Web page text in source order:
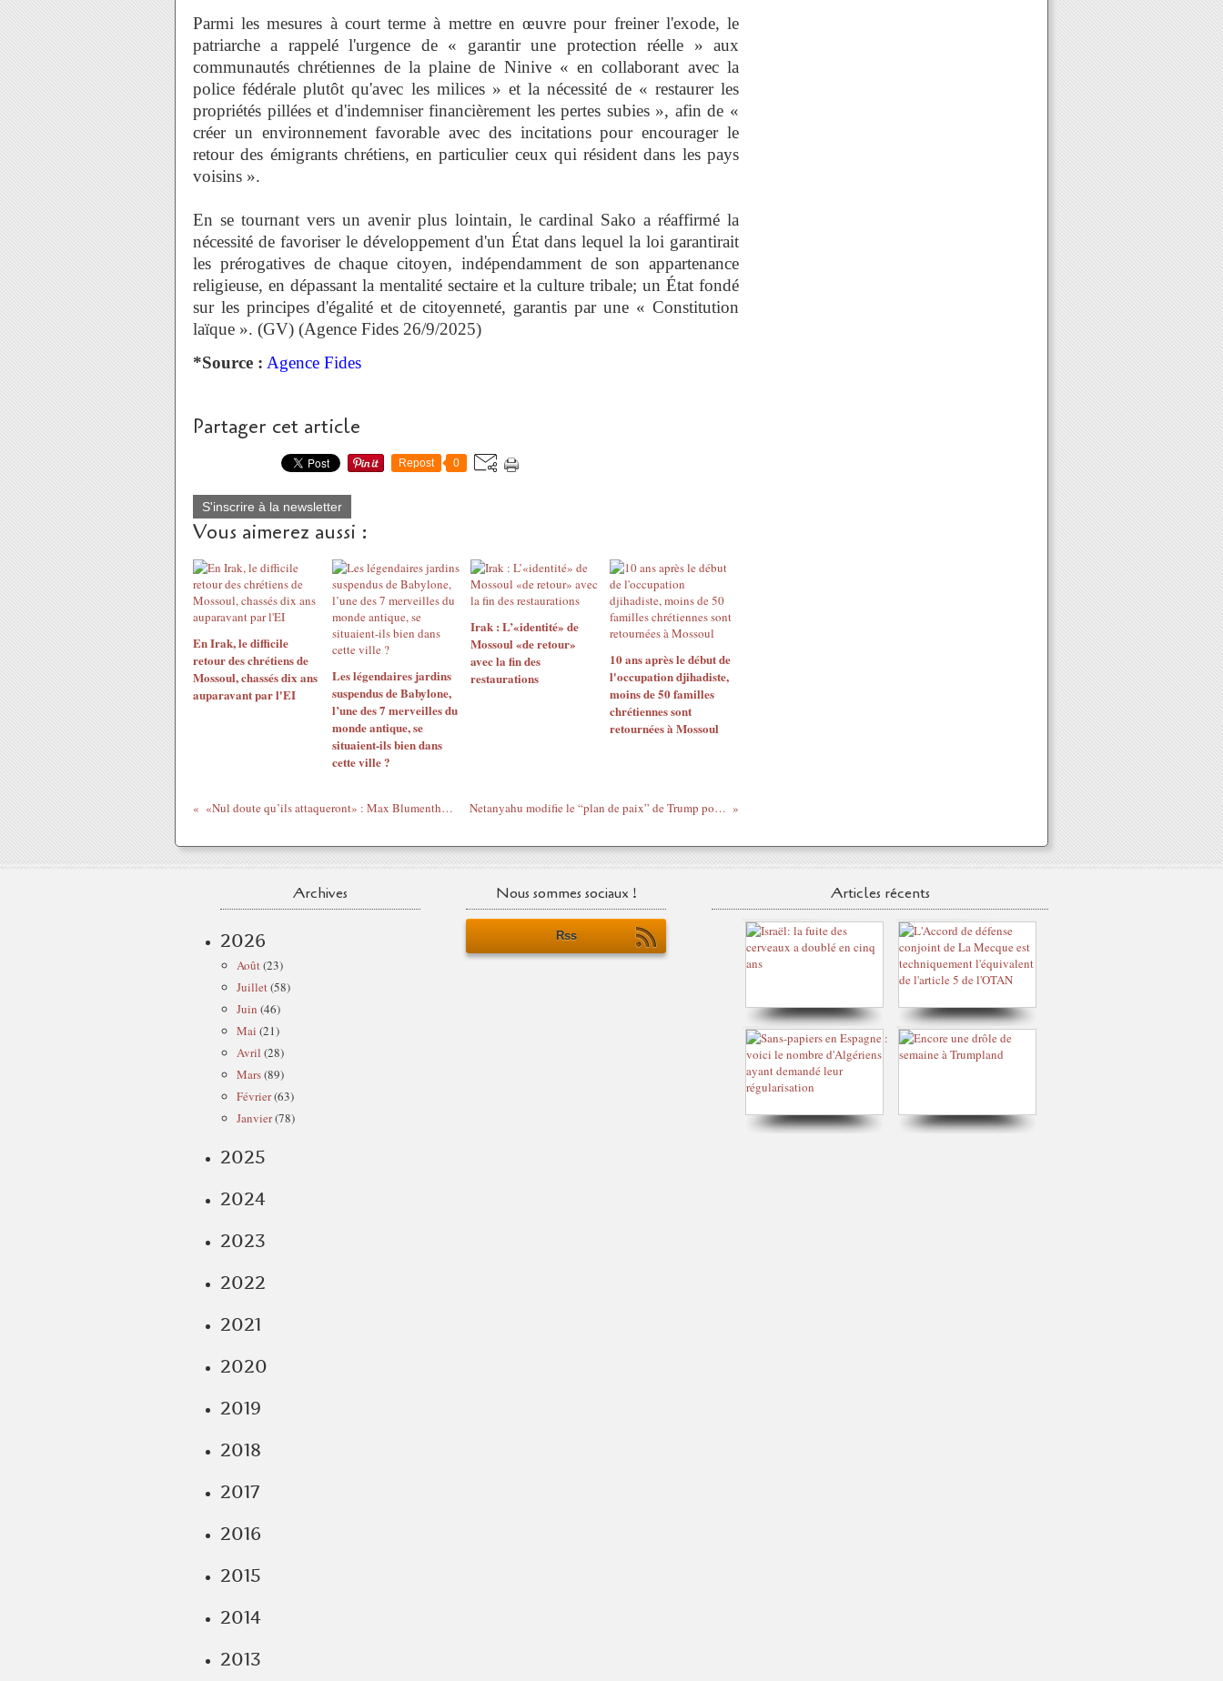
Parmi les mesures à court terme à mettre en œuvre pour freiner l'exode, le
patriarche a rappelé l'urgence de « garantir une protection réelle » aux
communautés chrétiennes de la plaine de Ninive « en collaborant avec la
police fédérale plutôt qu'avec les milices » et la nécessité de « restaurer les
propriétés pillées et d'indemniser financièrement les pertes subies », afin de «
créer un environnement favorable avec des incitations pour encourager le
retour des émigrants chrétiens, en particulier ceux qui résident dans les pays
voisins ».
En se tournant vers un avenir plus lointain, le cardinal Sako a réaffirmé la
nécessité de favoriser le développement d'un État dans lequel la loi garantirait
les prérogatives de chaque citoyen, indépendamment de son appartenance
religieuse, en dépassant la mentalité sectaire et la culture tribale; un État fondé
sur les principes d'égalité et de citoyenneté, garantis par une « Constitution
laïque ». (GV) (Agence Fides 26/9/2025)
*Source : Agence Fides
Partager cet article
Repost 0
S'inscrire à la newsletter
Vous aimerez aussi :
En Irak, le difficile
retour des chrétiens de
Mossoul, chassés dix ans
auparavant par l'EI
Les légendaires jardins
suspendus de Babylone,
l’une des 7 merveilles du
monde antique, se
situaient-ils bien dans
cette ville ?
Irak : L’«identité» de
Mossoul «de retour»
avec la fin des
restaurations
10 ans après le début de
l'occupation djihadiste,
moins de 50 familles
chrétiennes sont
retournées à Mossoul
«Nul doute qu’ils attaqueront» : Max Blumenthal rencontre le président iranien à New York Netanyahu modifie le “plan de paix” de Trump pour Gaza, au grand dam des dirigeants arabes
Archives
2026
Août(23)
Juillet(58)
Juin (46)
Mai (21)
Avril (28)
Mars(89)
Février(63)
Janvier(78)
2025
2024
2023
2022
2021
2020
2019
2018
2017
2016
2015
2014
2013
Nous sommes sociaux !
Rss
Articles récents